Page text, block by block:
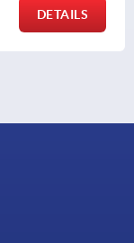
plus